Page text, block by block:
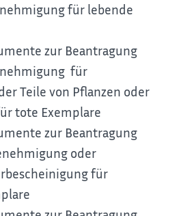
für lebende
zur Beantragung
für
Teile von Pflanzen oder
tote Exemplare
zur Beantragung
oder
für